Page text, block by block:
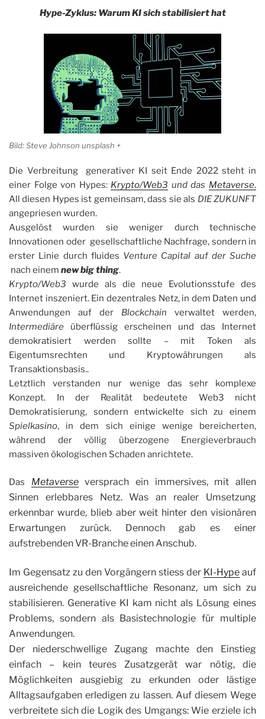
Hype-Zyklus: Warum KI sich stabilisiert hat
Bild: Steve Johnson unsplash +
Die Verbreitung generativer KI seit Ende 2022 steht in
einer Folge von Hypes: Krypto/Web3 und das Metaverse.
All diesen Hypes ist gemeinsam, dass sie als DIE ZUKUNFT
angepriesen wurden.
Ausgelöst wurden sie weniger durch technische
Innovationen oder gesellschaftliche Nachfrage, sondern in
erster Linie durch fluides Venture Capital auf der Suche
nach einem new big thing.
Krypto/Web3 wurde als die neue Evolutionsstufe des
Internet inszeniert. Ein dezentrales Netz, in dem Daten und
Anwendungen auf der Blockchain verwaltet werden,
Intermediäre überflüssig erscheinen und das Internet
demokratisiert werden sollte – mit Token als
Eigentumsrechten und Kryptowährungen als
Transaktionsbasis..
Letztlich verstanden nur wenige das sehr komplexe
Konzept. In der Realität bedeutete Web3 nicht
Demokratisierung, sondern entwickelte sich zu einem
Spielkasino, in dem sich einige wenige bereicherten,
während der völlig überzogene Energieverbrauch
massiven ökologischen Schaden anrichtete.
Das Metaverseversprach ein immersives, mit allen
Sinnen erlebbares Netz. Was an realer Umsetzung
erkennbar wurde, blieb aber weit hinter den visionären
Erwartungen zurück. Dennoch gab es einer
aufstrebenden VR-Branche einen Anschub.
Im Gegensatz zu den Vorgängern stiess der KI-Hype auf
ausreichende gesellschaftliche Resonanz, um sich zu
stabilisieren. Generative KI kam nicht als Lösung eines
Problems, sondern als Basistechnologie für multiple
Anwendungen.
Der niederschwellige Zugang machte den Einstieg
einfach – kein teures Zusatzgerät war nötig, die
Möglichkeiten ausgiebig zu erkunden oder lästige
Alltagsaufgaben erledigen zu lassen. Auf diesem Wege
verbreitete sich die Logik des Umgangs: Wie erziele ich